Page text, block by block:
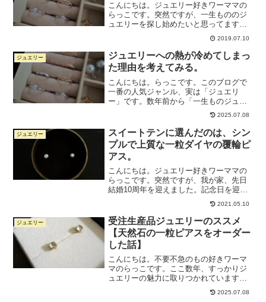
こんにちは。ジュエリー好きワーママの
らっこです。突然ですが、一生もののジ
ュエリーを探し始めたいと思ってます。
ここ最近、バロックパールのピアスを作
ってみたり、ゴールデンパールのピアス
を買ってみたり、自分の中でのジュエリ
ー熱が高くなってきてまし...
2019.07.10
ジュエリー
ジュエリーへの熱が冷めてしまっ
た理由を考えてみる。
こんにちは。らっこです。このブログで
一番の人気ジャンル、実は「ジュエリ
ー」です。数年前から「一生ものジュエ
リーとは？」を考え始めて、いくつか記
事を書いてきました。ジュエリーブログ
を作ってみたり、ブログには書けていな
いんだけど宝石博物館に行っ...
2025.07.08
ジュエリー
スイートテンに選んだのは、シン
プルで上質な一粒ダイヤの覆輪ピ
アス。
こんにちは。ジュエリー好きワーママの
らっこです。突然ですが、我が家、先日
結婚10周年を迎えました。記念日を迎え
るにあたり、1年ほど前からずっと探して
いたのがスイートテン。最近ではスイー
トテンのジュエリーを買わない人も増え
てきているそうですが...
2021.05.10
ジュエリー
受注生産品ジュエリーのススメ
【天然石の一粒ピアスをオーダー
した話】
こんにちは。不要不急のもの好きワーマ
マのらっこです。ここ数年、すっかりジ
ュエリーの魅力に取りつかれています。
子どもを寝かしつけた後、夜な夜なネッ
トサーフィンをしては「次はどんなジュ
2025.07.08